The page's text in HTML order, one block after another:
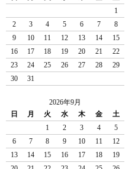
1
2
3 4 5 6 7
8
9
10 11 12 13 14
15
16
17 18 19 20 21
22
23
24 25 26 27 28
29
30
31
2026年9月
日
月 火 水 木 金
土
1
2 3 4
5
6
7 8 9 10 11
12
13
14 15 16 17 18
19